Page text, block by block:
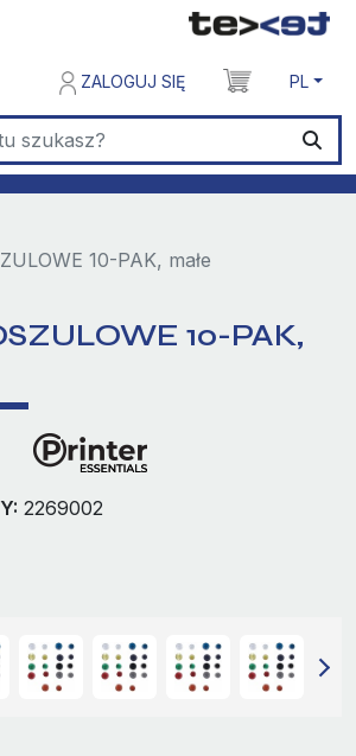
ZALOGUJ SIĘ PL
10-PAK, małe
10-PAK,
2269002